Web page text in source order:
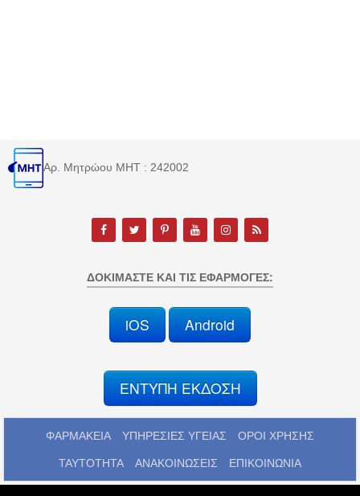
Αρ. Μητρώου MHT : 242002
ΔΟΚΙΜΆΣΤΕ ΚΑΙ ΤΙΣ ΕΦΑΡΜΟΓΈΣ:
iOS Android
ΕΝΤΥΠΗ ΕΚΔΟΣΗ
ΦΑΡΜΑΚΕΙΑ ΥΠΗΡΕΣΙΕΣ ΥΓΕΙΑΣ ΟΡΟΙ ΧΡΗΣΗΣ
ΤΑΥΤΟΤΗΤΑ ΑΝΑΚΟΙΝΩΣΕΙΣ ΕΠΙΚΟΙΝΩΝΙΑ